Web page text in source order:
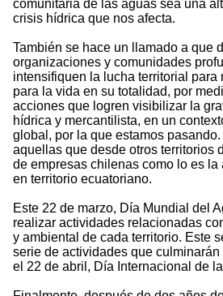
comunitaria de las aguas sea una
crisis hídrica que nos afecta.
También se hace un llamado a que
organizaciones y comunidades
intensifiquen la lucha territorial para
para la vida en su totalidad, por
acciones que logren visibilizar la
hídrica y mercantilista, en un
global, por la que estamos
aquellas que desde otros territorios
de empresas chilenas como lo es
en territorio ecuatoriano.
Este 22 de marzo, Día Mundial del
realizar actividades relacionadas
y ambiental de cada territorio. Este
serie de actividades que
el 22 de abril, Día Internacional de